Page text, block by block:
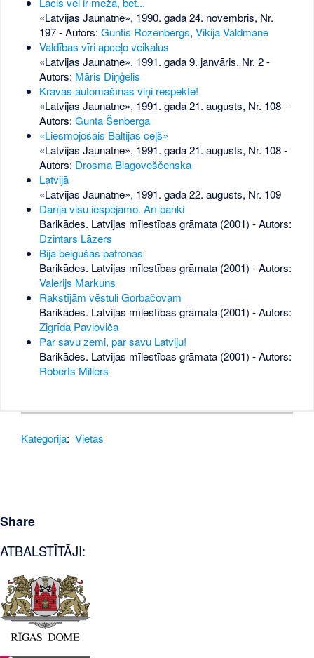
«Latvijas Jaunatne», 1990. gada 24. novembris, Nr.
197- Autors: Guntis Rozenbergs, Vikija Valdmane
Valdības vīri apceļo veikalus
«Latvijas Jaunatne», 1991. gada 9. janvāris, Nr. 2-
Autors: Māris Diņģelis
Kravas automašīnas viņi respektē!
«Latvijas Jaunatne», 1991. gada 21. augusts, Nr. 108-
Autors: Gunta Šenberga
«Liesmojošais Baltijas ceļš»
«Latvijas Jaunatne», 1991. gada 21. augusts, Nr. 108-
Autors: Drosma Blagoveščenska
Latvijā
«Latvijas Jaunatne», 1991. gada 22. augusts, Nr. 109
Darīja visu iespējamo. Arī panki
Barikādes. Latvijas mīlestības grāmata (2001) - Autors:
Dzintars Lāzers
Bija beigušās patronas
Barikādes. Latvijas mīlestības grāmata (2001) - Autors:
Valerijs Markuns
Rakstījām vēstuli Gorbačovam
Barikādes. Latvijas mīlestības grāmata (2001) - Autors:
Zigrīda Pavloviča
Par savu zemi, par savu Latviju!
Barikādes. Latvijas mīlestības grāmata (2001) - Autors:
Roberts Millers
Kategorija: Vietas
Share
ATBALSTĪTĀJI: